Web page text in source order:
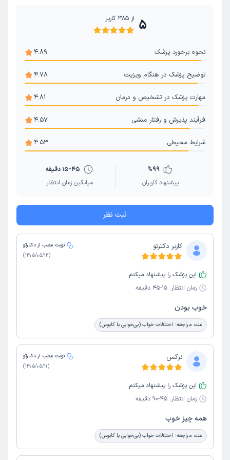
5 از 385 کاربر
نحوه برخورد پزشک 4.89
توضیح پزشک در هنگام ویزیت 4.78
مهارت پزشک در تشخیص و درمان 4.81
فرآیند پذیرش و رفتار منشی 4.57
شرایط محیطی 4.53
%99
پیشنهاد کاربران
15-45 دقیقه
میانگین زمان انتظار
ثبت نظر
کاربر دکترتو
نوبت مطب از دکترتو
(
1405/05/12
)
این پزشک را پیشنهاد میکنم
زمان انتظار: 15-45 دقیقه
خوب بودن
علت مراجعه: اختلالات خواب (بی‌خوابی یا کابوس)
نرگس
نوبت مطب از دکترتو
(
1405/05/11
)
این پزشک را پیشنهاد میکنم
زمان انتظار: 45-90 دقیقه
همه چیز خوب
علت مراجعه: اختلالات خواب (بی‌خوابی یا کابوس)